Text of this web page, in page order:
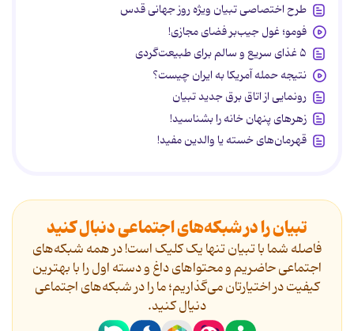
طرح اختصاصی تبیان ویژه روز جهانی قدس
فومو؛ غول جیب‌بر فضای مجازی!
۵ غذای سریع و سالم برای طبیعت‌گردی
نتیجه حمله آمریکا به ایران چیست؟
رونمایی از اتاق برق جدید تبیان
زهرهای پنهان خانه را بشناسید!
قهرمان‌های خسته یا والدین مفید!
تبیان را در شبکه‌های اجتماعی دنبال کنید
فاصله شما با تبیان تنها یک کلیک است! در همه شبکه‌های
اجتماعی حاضریم و محتواهای داغ و دسته اول را با بهترین
کیفیت در اختیارتان می‌گذاریم؛ ما را در شبکه‌های اجتماعی
دنیال کنید.